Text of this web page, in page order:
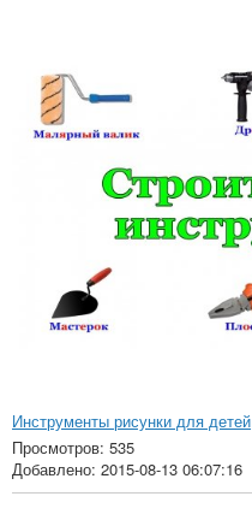
Инструменты рисунки для детей
Просмотров: 535
Добавлено: 2015-08-13 06:07:16